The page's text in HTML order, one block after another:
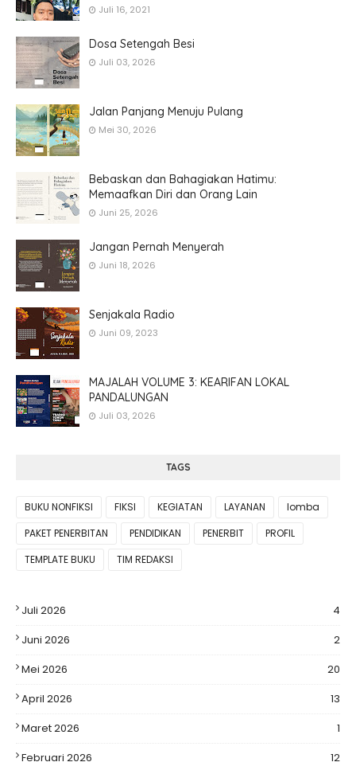
Juli 16, 2021
Dosa Setengah Besi
Juli 03, 2026
Jalan Panjang Menuju Pulang
Mei 30, 2026
Bebaskan dan Bahagiakan Hatimu:
Memaafkan Diri dan Orang Lain
Juni 25, 2026
Jangan Pernah Menyerah
Juni 18, 2026
Senjakala Radio
Juni 09, 2023
MAJALAH VOLUME 3: KEARIFAN LOKAL
PANDALUNGAN
Juli 03, 2026
TAGS
BUKU NONFIKSI FIKSI KEGIATAN LAYANAN
lomba
PAKET PENERBITAN
PENDIDIKAN PENERBIT
PROFIL
TEMPLATE BUKU
TIM REDAKSI
Juli 2026
4
Juni 2026
2
Mei 2026
20
April 2026
13
Maret 2026
1
Februari 2026
12